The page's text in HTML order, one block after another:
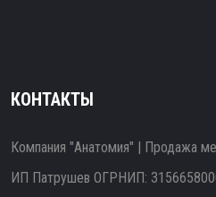
КОНТАКТЫ
Компания "Анатомия" | Продажа
ИП Патрушев ОГРНИП: